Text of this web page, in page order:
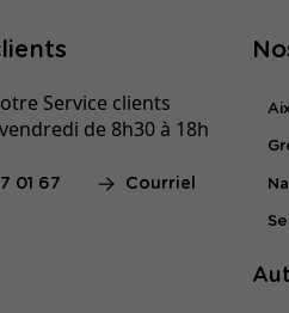
Service clients
de 8h30 à 18h
01 67 Courriel